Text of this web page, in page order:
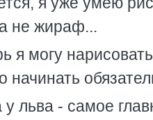
не жираф...
я могу
начинать
у льва - самое